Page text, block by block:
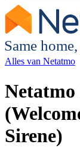
Same
Alles van Netatmo
Sirene)